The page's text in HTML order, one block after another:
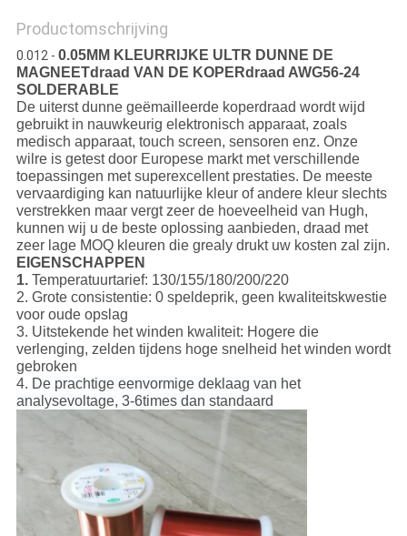
Productomschrijving
0.012 - 0.05MM KLEURRIJKE ULTR DUNNE DE
MAGNEETdraad VAN DE KOPERdraad AWG56-24
SOLDERABLE
De uiterst dunne geëmailleerde koperdraad wordt wijd
gebruikt in nauwkeurig elektronisch apparaat, zoals
medisch apparaat, touch screen, sensoren enz. Onze
wilre is getest door Europese markt met verschillende
toepassingen met superexcellent prestaties. De meeste
vervaardiging kan natuurlijke kleur of andere kleur slechts
verstrekken maar vergt zeer de hoeveelheid van Hugh,
kunnen wij u de beste oplossing aanbieden, draad met
zeer lage MOQ kleuren die grealy drukt uw kosten zal zijn.
EIGENSCHAPPEN
1. Temperatuurtarief: 130/155/180/200/220
2. Grote consistentie: 0 speldeprik, geen kwaliteitskwestie
voor oude opslag
3. Uitstekende het winden kwaliteit: Hogere die
verlenging, zelden tijdens hoge snelheid het winden wordt
gebroken
4. De prachtige eenvormige deklaag van het
analysevoltage, 3-6times dan standaard